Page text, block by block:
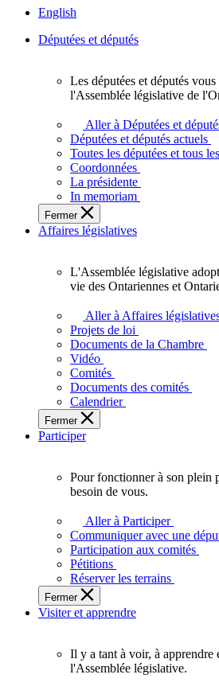
English
Députées et députés
députés
vous
représentent
sein
de
l'Assemblée
législative
l'Ontario.
Les députées et députés
l'Assemblée législative de
Aller à Députées et
Députées et députés actuels
Toutes les députées et tous
Coordonnées
La présidente
In memoriam
Fermer
Affaires législatives
L'Assemblée
adopte
touchent
des
Ontariennes
et
L'Assemblée législative
vie des Ontariennes et
Aller à Affaires
Projets de loi
Documents de la Chambre
Vidéo
Comités
Documents des comités
Calendrier
Fermer
Participer
plein
potentiel,
l'Assemblée
a
besoin
de
Pour fonctionner à son plein
besoin de vous.
Aller à Participer
Communiquer avec une
Participation aux comités
Pétitions
Réserver les terrains
Fermer
Visiter et apprendre
Il y a tant à voir, à apprendre
l'Assemblée législative.